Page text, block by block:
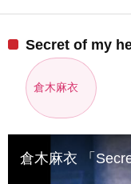
Secret of my
倉木麻衣
倉木麻衣 「